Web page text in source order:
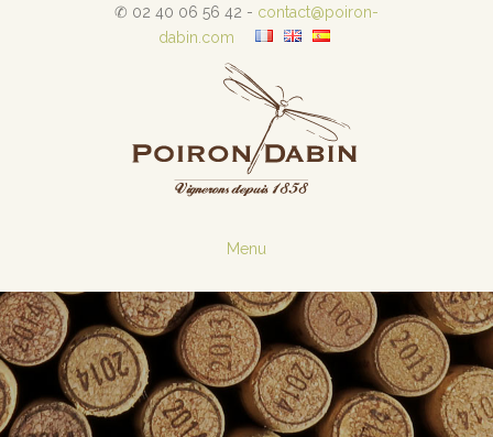
✆ 02 40 06 56 42 - contact@poiron-
dabin.com
Menu